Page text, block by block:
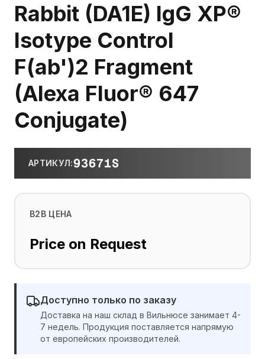
Rabbit (DA1E) IgG XP®
Isotype Control
F(ab')2 Fragment
(Alexa Fluor® 647
Conjugate)
АРТИКУЛ:93671S
B2B ЦЕНА
Price on Request
Доступно только по заказу
Доставка на наш склад в Вильнюсе занимает 4-
7 недель. Продукция поставляется напрямую
от европейских производителей.